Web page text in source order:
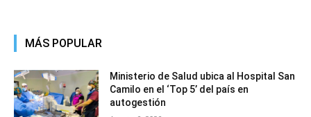
MÁS POPULAR
Ministerio de Salud ubica al Hospital San
Camilo en el ‘Top 5’ del país en
autogestión